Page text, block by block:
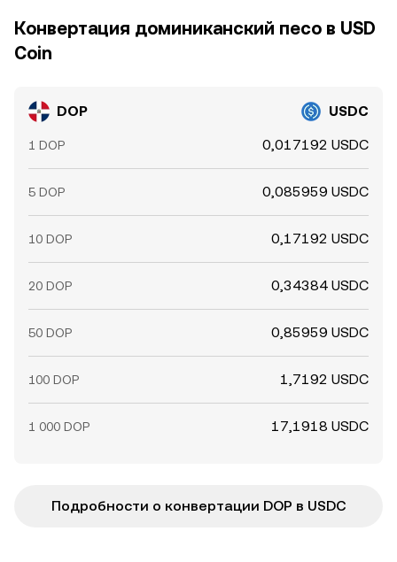
Конвертация доминиканский песо в USD
Coin
DOP USDC
1 DOP 0,017192 USDC
5 DOP 0,085959 USDC
10 DOP 0,17192 USDC
20 DOP 0,34384 USDC
50 DOP 0,85959 USDC
100 DOP 1,7192 USDC
1 000 DOP 17,1918 USDC
Подробности о конвертации DOP в USDC